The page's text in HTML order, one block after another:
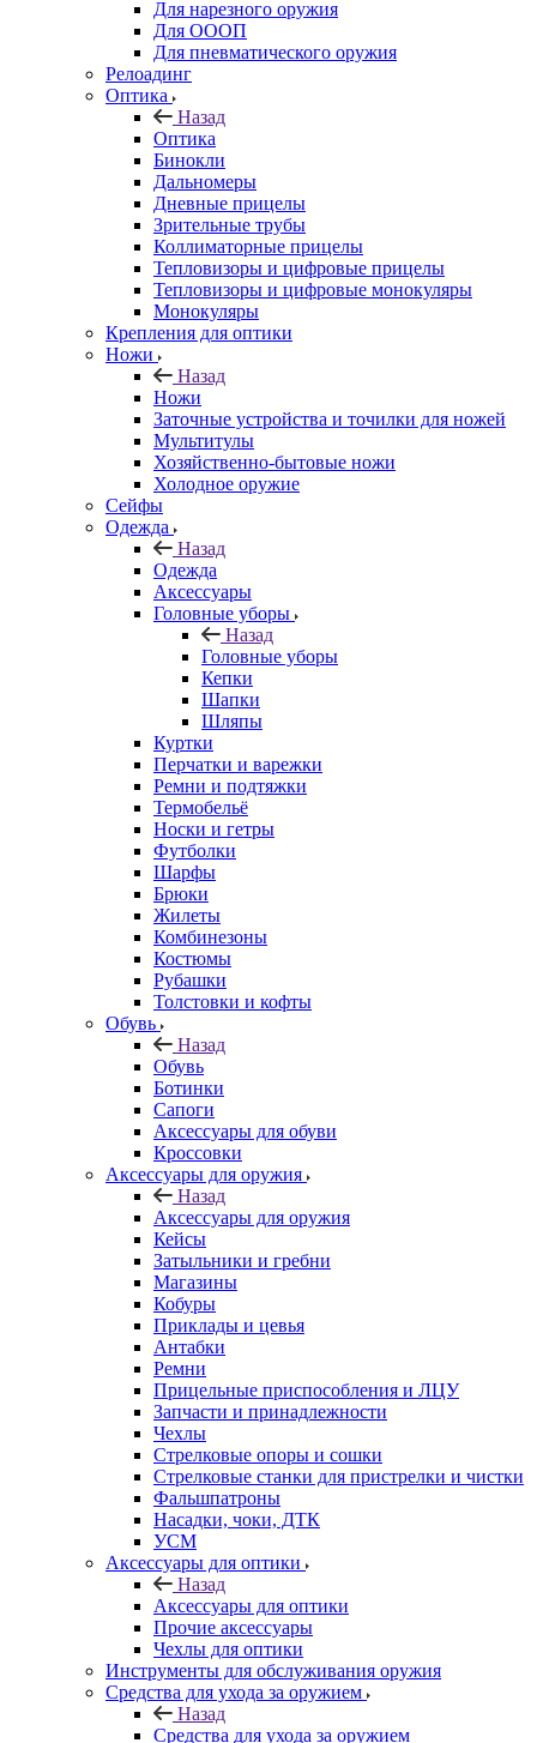
Для нарезного оружия
Для ОООП
Для пневматического оружия
Релоадинг
Оптика
Назад
Оптика
Бинокли
Дальномеры
Дневные прицелы
Зрительные трубы
Коллиматорные прицелы
Тепловизоры и цифровые прицелы
Тепловизоры и цифровые монокуляры
Монокуляры
Крепления для оптики
Ножи
Назад
Ножи
Заточные устройства и точилки для ножей
Мультитулы
Хозяйственно-бытовые ножи
Холодное оружие
Сейфы
Одежда
Назад
Одежда
Аксессуары
Головные уборы
Назад
Головные уборы
Кепки
Шапки
Шляпы
Куртки
Перчатки и варежки
Ремни и подтяжки
Термобельё
Носки и гетры
Футболки
Шарфы
Брюки
Жилеты
Комбинезоны
Костюмы
Рубашки
Толстовки и кофты
Обувь
Назад
Обувь
Ботинки
Сапоги
Аксессуары для обуви
Кроссовки
Аксессуары для оружия
Назад
Аксессуары для оружия
Кейсы
Затыльники и гребни
Магазины
Кобуры
Приклады и цевья
Антабки
Ремни
Прицельные приспособления и ЛЦУ
Запчасти и принадлежности
Чехлы
Стрелковые опоры и сошки
Стрелковые станки для пристрелки и чистки
Фальшпатроны
Насадки, чоки, ДТК
УСМ
Аксессуары для оптики
Назад
Аксессуары для оптики
Прочие аксессуары
Чехлы для оптики
Инструменты для обслуживания оружия
Средства для ухода за оружием
Назад
Средства для ухода за оружием